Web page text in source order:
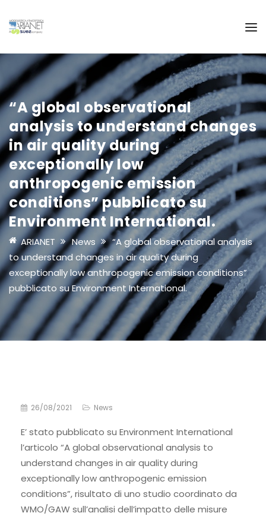
“A global observational
analysis to understand changes
in air quality during
exceptionally low
anthropogenic emission
conditions” pubblicato su
Environment International.
ARIANET News
“A global observational analysis
to understand changes in air quality during
exceptionally low anthropogenic emission conditions”
pubblicato su Environment International.
26/08/2021 News
E’ stato pubblicato su Environment International
l’articolo “A global observational analysis to
understand changes in air quality during
exceptionally low anthropogenic emission
conditions”, risultato di uno studio coordinato da
WMO/GAW sull’analisi dell’impatto delle misure